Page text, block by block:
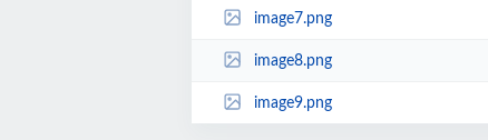
image7.png
image8.png
image9.png